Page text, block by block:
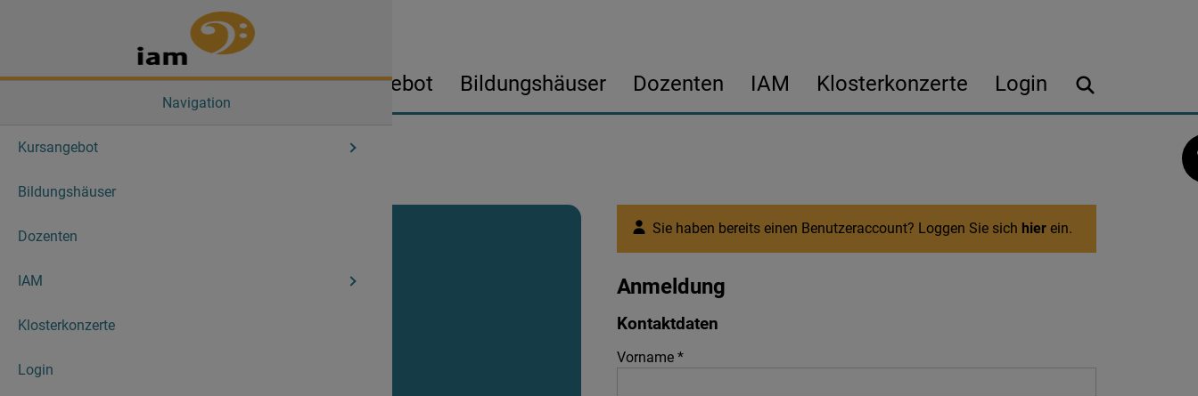
Kursangebot Bildungshäuser Dozenten IAM Klosterkonzerte Login
Sie haben bereits einen Benutzeraccount? Loggen Sie sich hier ein.
Anmeldung
Kontaktdaten
Vorname *
Navigation
Kursangebot
Bildungshäuser
Dozenten
IAM
Klosterkonzerte
Login